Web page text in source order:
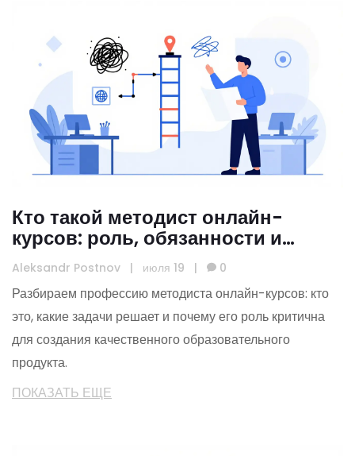
Кто такой методист онлайн-
курсов: роль, обязанности и
навыки для создания
эффективных образовательных
продуктов
Aleksandr Postnov | июля 19 | 0
Разбираем профессию методиста онлайн-курсов: кто
это, какие задачи решает и почему его роль критична
для создания качественного образовательного
продукта.
ПОКАЗАТЬ ЕЩЕ